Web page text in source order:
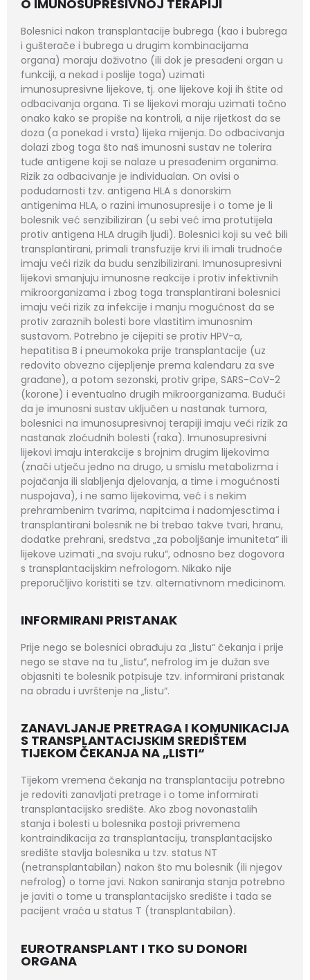
O IMUNOSUPRESIVNOJ TERAPIJI
Bolesnici nakon transplantacije bubrega (kao i bubrega
i gušterače i bubrega u drugim kombinacijama
organa) moraju doživotno (ili dok je presađeni organ u
funkciji, a nekad i poslije toga) uzimati
imunosupresivne lijekove, tj. one lijekove koji ih štite od
odbacivanja organa. Ti se lijekovi moraju uzimati točno
onako kako se propiše na kontroli, a nije rijetkost da se
doza (a ponekad i vrsta) lijeka mijenja. Do odbacivanja
dolazi zbog toga što naš imunosni sustav ne tolerira
tuđe antigene koji se nalaze u presađenim organima.
Rizik za odbacivanje je individualan. On ovisi o
podudarnosti tzv. antigena HLA s donorskim
antigenima HLA, o razini imunosupresije i o tome je li
bolesnik već senzibiliziran (u sebi već ima protutijela
protiv antigena HLA drugih ljudi). Bolesnici koji su već bili
transplantirani, primali transfuzije krvi ili imali trudnoće
imaju veći rizik da budu senzibilizirani. Imunosupresivni
lijekovi smanjuju imunosne reakcije i protiv infektivnih
mikroorganizama i zbog toga transplantirani bolesnici
imaju veći rizik za infekcije i manju mogućnost da se
protiv zaraznih bolesti bore vlastitim imunosnim
sustavom. Potrebno je cijepiti se protiv HPV-a,
hepatitisa B i pneumokoka prije transplantacije (uz
redovito obvezno cijepljenje prema kalendaru za sve
građane), a potom sezonski, protiv gripe, SARS-CoV-2
(korone) i eventualno drugih mikroorganizama. Budući
da je imunosni sustav uključen u nastanak tumora,
bolesnici na imunosupresivnoj terapiji imaju veći rizik za
nastanak zloćudnih bolesti (raka). Imunosupresivni
lijekovi imaju interakcije s brojnim drugim lijekovima
(znači utječu jedno na drugo, u smislu metabolizma i
pojačanja ili slabljenja djelovanja, a time i mogućnosti
nuspojava), i ne samo lijekovima, već i s nekim
prehrambenim tvarima, napitcima i nadomjesctima i
transplantirani bolesnik ne bi trebao takve tvari, hranu,
dodatke prehrani, sredstva „za poboljšanje imuniteta“ ili
lijekove uzimati „na svoju ruku“, odnosno bez dogovora
s transplantacijskim nefrologom. Nikako nije
preporučljivo koristiti se tzv. alternativnom medicinom.
INFORMIRANI PRISTANAK
Prije nego se bolesnici obrađuju za „listu“ čekanja i prije
nego se stave na tu „listu“, nefrolog im je dužan sve
objasniti te bolesnik potpisuje tzv. informirani pristanak
na obradu i uvrštenje na „listu“.
ZANAVLJANJE PRETRAGA I KOMUNIKACIJA
S TRANSPLANTACIJSKIM SREDIŠTEM
TIJEKOM ČEKANJA NA „LISTI“
Tijekom vremena čekanja na transplantaciju potrebno
je redoviti zanavljati pretrage i o tome informirati
transplantacijsko središte. Ako zbog novonastalih
stanja i bolesti u bolesnika postoji privremena
kontraindikacija za transplantaciju, transplantacijsko
središte stavlja bolesnika u tzv. status NT
(netransplantabilan) nakon što mu bolesnik (ili njegov
nefrolog) o tome javi. Nakon saniranja stanja potrebno
je javiti o tome u transplantacijsko središte i tada se
pacijent vraća u status T (transplantabilan).
EUROTRANSPLANT I TKO SU DONORI
ORGANA